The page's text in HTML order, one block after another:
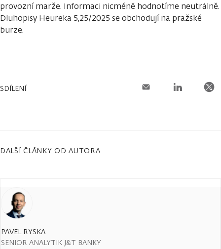
provozní marže. Informaci nicméně hodnotíme neutrálně.
Dluhopisy Heureka 5,25/2025 se obchodují na pražské
burze.
SDÍLENÍ
DALŠÍ ČLÁNKY OD AUTORA
PAVEL RYSKA
SENIOR ANALYTIK J&T BANKY